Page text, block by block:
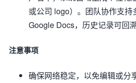
或公司 logo）。团队协作支持
Google Docs，历史记录可回
注意事项
确保网络稳定，以免编辑或分